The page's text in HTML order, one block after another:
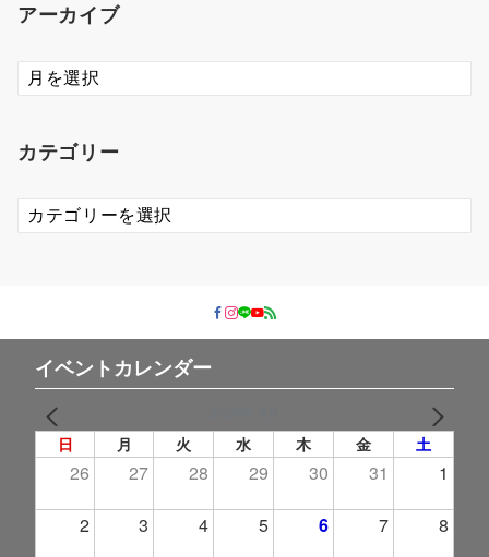
アーカイブ
ア
ー
ブ
カテゴリー
カ
テ
イベントカレンダー
日 月 火 水 木 金 土
26 27 28 29 30 31 1
2 3 4 5 6 7 8